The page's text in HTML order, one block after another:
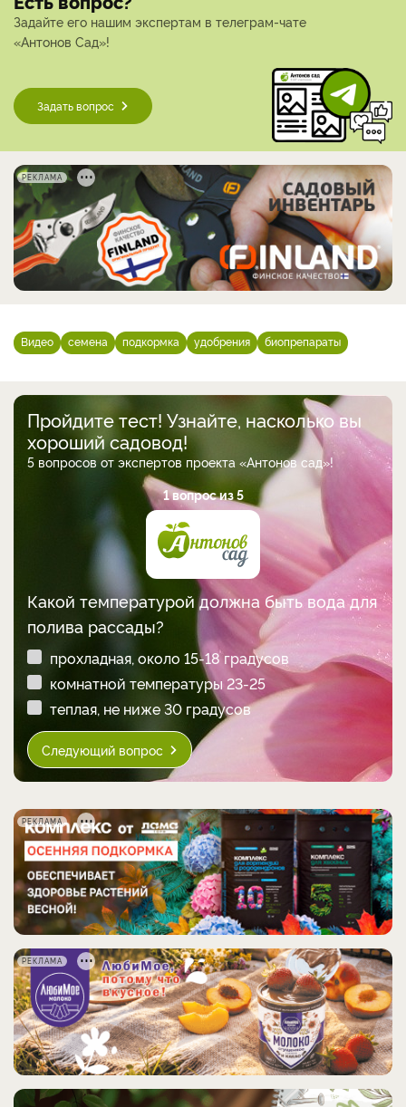
Задайте его нашим экспертам в телеграм-чате
«Антонов Сад»!
Задать вопрос
РЕКЛАМА
Видео семена подкормка удобрения биопрепараты
Пройдите тест! Узнайте, насколько вы
хороший садовод!
5 вопросов от экспертов проекта «Антонов сад»!
1 вопрос из 5
Какой температурой должна быть вода для
полива рассады?
прохладная, около 15-18 градусов
комнатной температуры 23-25
теплая, не ниже 30 градусов
Следующий вопрос
РЕКЛАМА
РЕКЛАМА